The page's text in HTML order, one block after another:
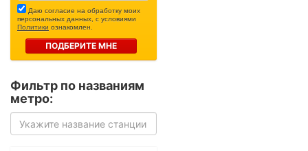
Даю согласие на обработку моих
персональных данных, с условиями
Политики ознакомлен.
ПОДБЕРИТЕ МНЕ
Фильтр по названиям
метро: